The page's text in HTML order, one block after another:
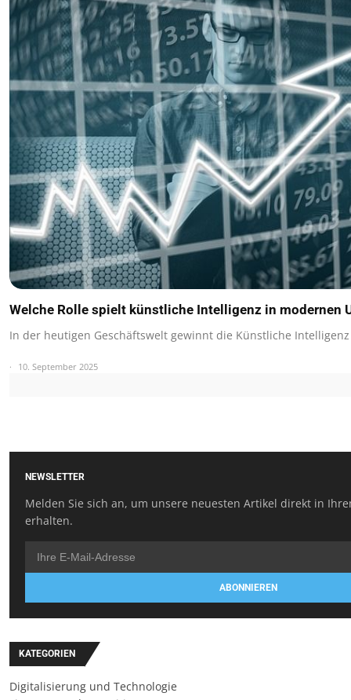
Welche Rolle spielt künstliche Intelligenz in modernen
In der heutigen Geschäftswelt gewinnt die Künstliche
10. September 2025
NEWSLETTER
Melden Sie sich an, um unsere neuesten Artikel direkt in
erhalten.
ABONNIEREN
KATEGORIEN
Digitalisierung und Technologie